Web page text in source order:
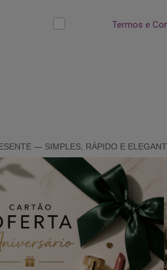
— SIMPLES, RÁPIDO E